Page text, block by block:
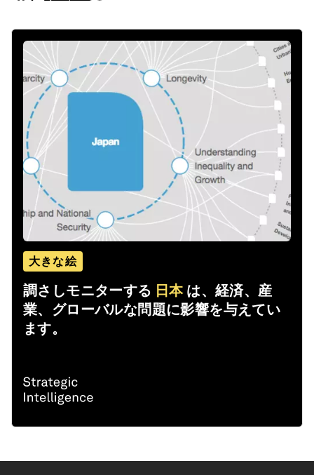
大きな絵
調さしモニターする 日本 は、経済、産
業、グローバルな問題に影響を与えてい
ます。